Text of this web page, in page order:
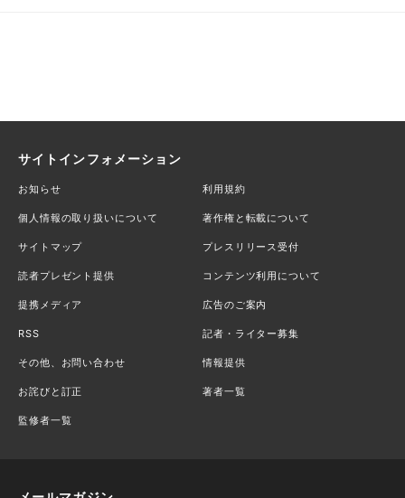
サイトインフォメーション
お知らせ 利用規約
個人情報の取り扱いについて 著作権と転載について
サイトマップ プレスリリース受付
読者プレゼント提供 コンテンツ利用について
提携メディア 広告のご案内
RSS 記者・ライター募集
その他、お問い合わせ 情報提供
お詫びと訂正 著者一覧
監修者一覧